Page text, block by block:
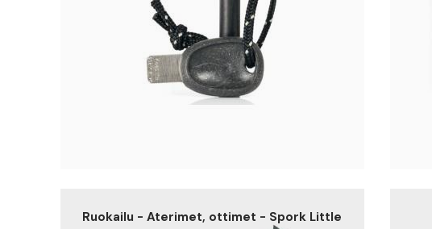
Ruokailu - Aterimet, ottimet - Spork Little